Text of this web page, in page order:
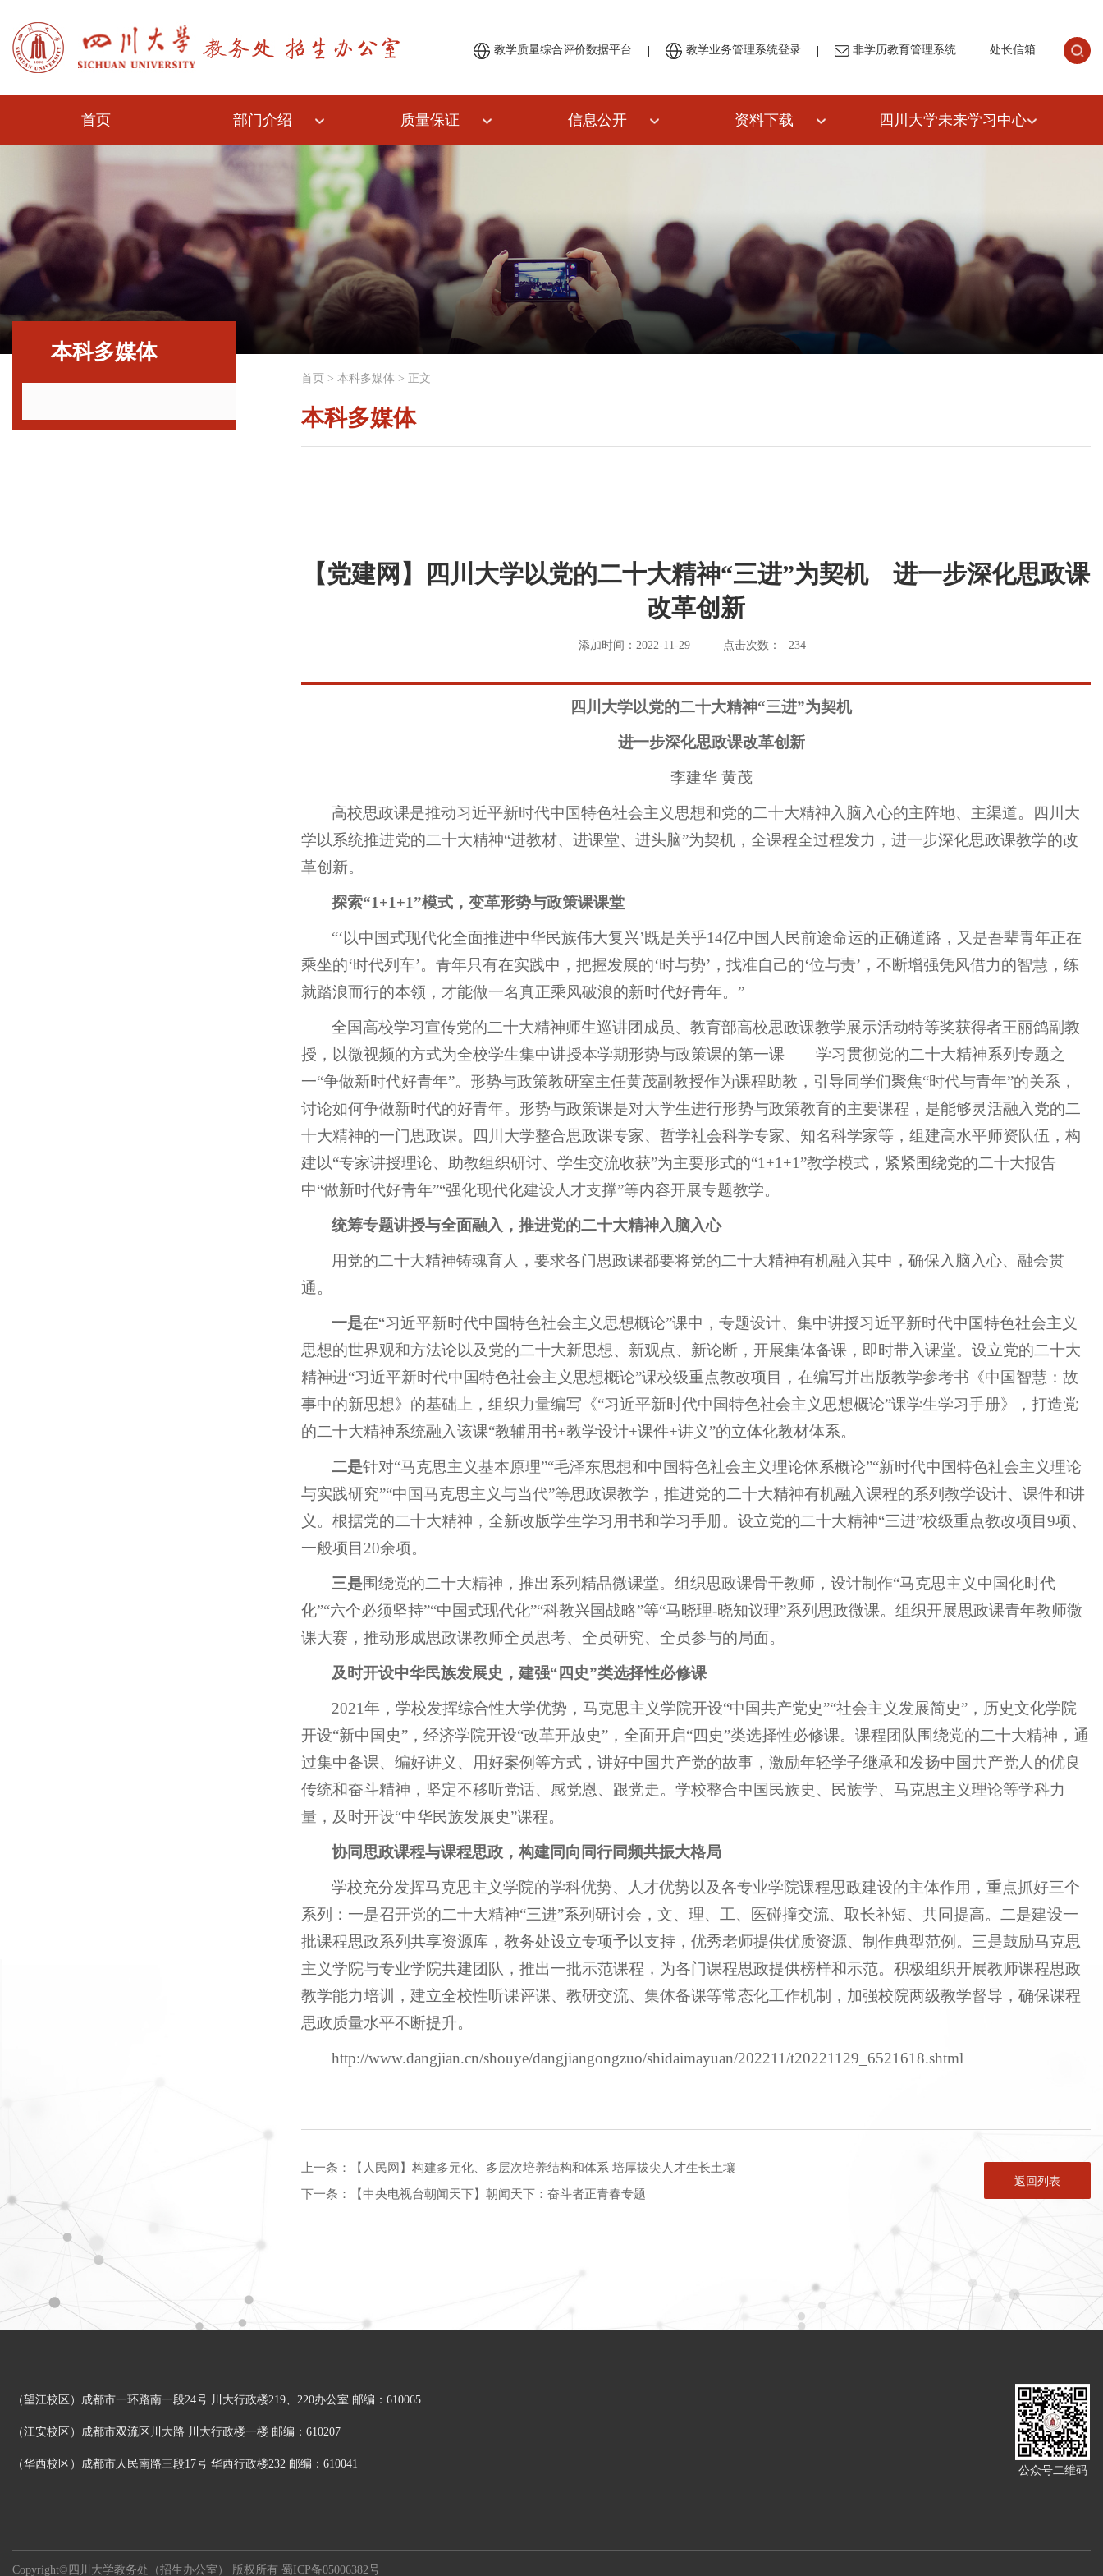
教学质量综合评价数据平台 | 教学业务管理系统登录 | 非学历教育管理系统 | 处长信箱
首页 部门介绍 质量保证 信息公开 资料下载 四川大学未来学习中心
本科多媒体
首页 > 本科多媒体 > 正文
本科多媒体
【党建网】四川大学以党的二十大精神“三进”为契机 进一步深化思政课
改革创新
添加时间：2022-11-29 点击次数： 234
四川大学以党的二十大精神“三进”为契机
进一步深化思政课改革创新
李建华 黄茂
高校思政课是推动习近平新时代中国特色社会主义思想和党的二十大精神入脑入心的主阵地、主渠道。四川大
学以系统推进党的二十大精神“进教材、进课堂、进头脑”为契机，全课程全过程发力，进一步深化思政课教学的改
革创新。
探索“1+1+1”模式，变革形势与政策课课堂
“‘以中国式现代化全面推进中华民族伟大复兴’既是关乎14亿中国人民前途命运的正确道路，又是吾辈青年正在
乘坐的‘时代列车’。青年只有在实践中，把握发展的‘时与势’，找准自己的‘位与责’，不断增强凭风借力的智慧，练
就踏浪而行的本领，才能做一名真正乘风破浪的新时代好青年。”
全国高校学习宣传党的二十大精神师生巡讲团成员、教育部高校思政课教学展示活动特等奖获得者王丽鸽副教
授，以微视频的方式为全校学生集中讲授本学期形势与政策课的第一课——学习贯彻党的二十大精神系列专题之
一“争做新时代好青年”。形势与政策教研室主任黄茂副教授作为课程助教，引导同学们聚焦“时代与青年”的关系，
讨论如何争做新时代的好青年。形势与政策课是对大学生进行形势与政策教育的主要课程，是能够灵活融入党的二
十大精神的一门思政课。四川大学整合思政课专家、哲学社会科学专家、知名科学家等，组建高水平师资队伍，构
建以“专家讲授理论、助教组织研讨、学生交流收获”为主要形式的“1+1+1”教学模式，紧紧围绕党的二十大报告
中“做新时代好青年”“强化现代化建设人才支撑”等内容开展专题教学。
统筹专题讲授与全面融入，推进党的二十大精神入脑入心
用党的二十大精神铸魂育人，要求各门思政课都要将党的二十大精神有机融入其中，确保入脑入心、融会贯
通。
一是在“习近平新时代中国特色社会主义思想概论”课中，专题设计、集中讲授习近平新时代中国特色社会主义
思想的世界观和方法论以及党的二十大新思想、新观点、新论断，开展集体备课，即时带入课堂。设立党的二十大
精神进“习近平新时代中国特色社会主义思想概论”课校级重点教改项目，在编写并出版教学参考书《中国智慧：故
事中的新思想》的基础上，组织力量编写《“习近平新时代中国特色社会主义思想概论”课学生学习手册》，打造党
的二十大精神系统融入该课“教辅用书+教学设计+课件+讲义”的立体化教材体系。
二是针对“马克思主义基本原理”“毛泽东思想和中国特色社会主义理论体系概论”“新时代中国特色社会主义理论
与实践研究”“中国马克思主义与当代”等思政课教学，推进党的二十大精神有机融入课程的系列教学设计、课件和讲
义。根据党的二十大精神，全新改版学生学习用书和学习手册。设立党的二十大精神“三进”校级重点教改项目9项、
一般项目20余项。
三是围绕党的二十大精神，推出系列精品微课堂。组织思政课骨干教师，设计制作“马克思主义中国化时代
化”“六个必须坚持”“中国式现代化”“科教兴国战略”等“马晓理-晓知议理”系列思政微课。组织开展思政课青年教师微
课大赛，推动形成思政课教师全员思考、全员研究、全员参与的局面。
及时开设中华民族发展史，建强“四史”类选择性必修课
2021年，学校发挥综合性大学优势，马克思主义学院开设“中国共产党史”“社会主义发展简史”，历史文化学院
开设“新中国史”，经济学院开设“改革开放史”，全面开启“四史”类选择性必修课。课程团队围绕党的二十大精神，通
过集中备课、编好讲义、用好案例等方式，讲好中国共产党的故事，激励年轻学子继承和发扬中国共产党人的优良
传统和奋斗精神，坚定不移听党话、感党恩、跟党走。学校整合中国民族史、民族学、马克思主义理论等学科力
量，及时开设“中华民族发展史”课程。
协同思政课程与课程思政，构建同向同行同频共振大格局
学校充分发挥马克思主义学院的学科优势、人才优势以及各专业学院课程思政建设的主体作用，重点抓好三个
系列：一是召开党的二十大精神“三进”系列研讨会，文、理、工、医碰撞交流、取长补短、共同提高。二是建设一
批课程思政系列共享资源库，教务处设立专项予以支持，优秀老师提供优质资源、制作典型范例。三是鼓励马克思
主义学院与专业学院共建团队，推出一批示范课程，为各门课程思政提供榜样和示范。积极组织开展教师课程思政
教学能力培训，建立全校性听课评课、教研交流、集体备课等常态化工作机制，加强校院两级教学督导，确保课程
思政质量水平不断提升。
http://www.dangjian.cn/shouye/dangjiangongzuo/shidaimayuan/202211/t20221129_6521618.shtml
上一条：
【人民网】构建多元化、多层次培养结构和体系 培厚拔尖人才生长土壤
下一条：
【中央电视台朝闻天下】朝闻天下：奋斗者正青春专题
返回列表
公众号二维码
（望江校区）成都市一环路南一段24号 川大行政楼219、220办公室 邮编：610065
（江安校区）成都市双流区川大路 川大行政楼一楼 邮编：610207
（华西校区）成都市人民南路三段17号 华西行政楼232 邮编：610041
Copyright©四川大学教务处（招生办公室） 版权所有 蜀ICP备05006382号